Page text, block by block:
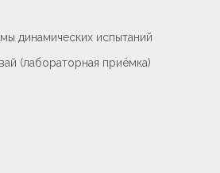
динамических испытаний
(лабораторная приёмка)